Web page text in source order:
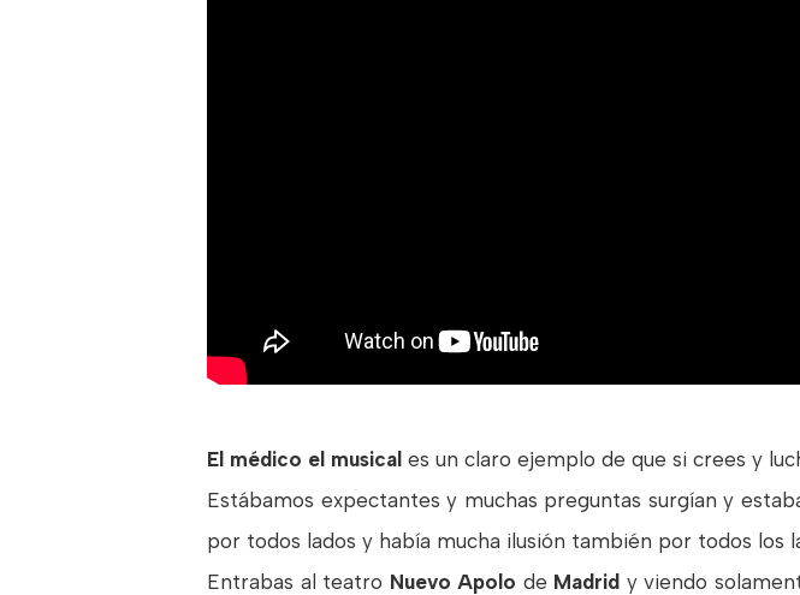
El médico el musical es un claro ejemplo de que si crees y
Estábamos expectantes y muchas preguntas surgían y
por todos lados y había mucha ilusión también por todos los
Entrabas al teatro Nuevo Apolo de Madrid y viendo